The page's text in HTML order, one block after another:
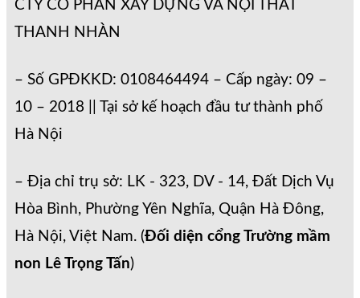
CTY CỔ PHẦN XÂY DỰNG VÀ NỘI THẤT
THANH NHÀN
– Số GPĐKKD: 0108464494 – Cấp ngày: 09 –
10 – 2018 || Tại sở kế hoạch đầu tư thành phố
Hà Nội
– Địa chỉ trụ sở: LK - 323, DV - 14, Đất Dịch Vụ
Hòa Bình, Phường Yên Nghĩa, Quận Hà Đông,
Hà Nội, Việt Nam. (Đối diện cổng Trường mầm
non Lê Trọng Tấn)